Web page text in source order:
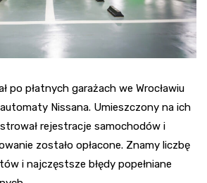
po płatnych garażach we Wrocławiu
Nissana. Umieszczony na ich
rejestracje samochodów i
zostało opłacone. Znamy liczbę
i najczęstsze błędy popełniane